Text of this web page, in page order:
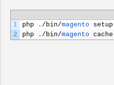
1
2
php . / bin/magento setup
php
. / bin/magento cache